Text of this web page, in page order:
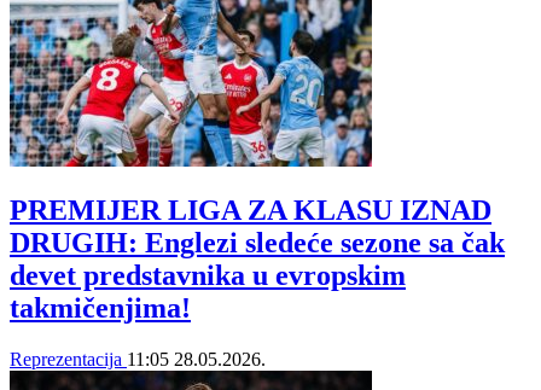
PREMIJER LIGA ZA KLASU IZNAD
DRUGIH: Englezi sledeće sezone sa čak
devet predstavnika u evropskim
takmičenjima!
Reprezentacija 11:05 28.05.2026.